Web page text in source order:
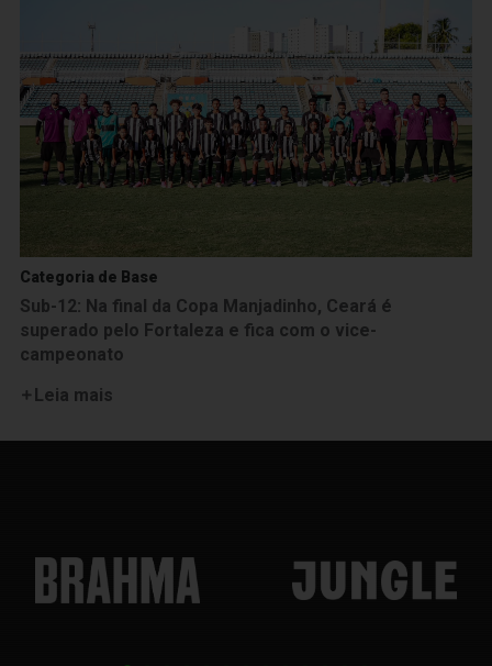
Categoria de Base
Sub-12: Na final da Copa Manjadinho, Ceará é
superado pelo Fortaleza e fica com o vice-
campeonato
Leia mais